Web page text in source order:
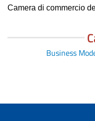
Camera di commercio
Business